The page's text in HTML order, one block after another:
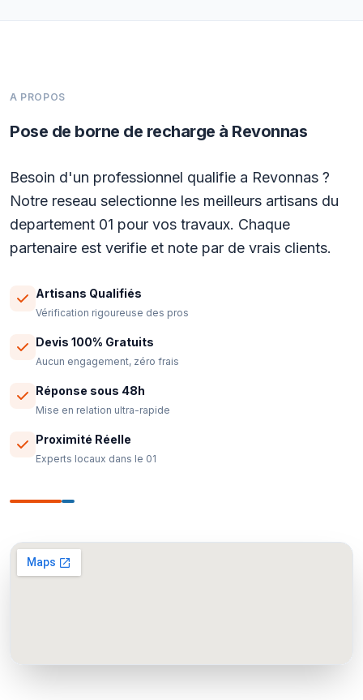
A PROPOS
Pose de borne de recharge à Revonnas
Besoin d'un professionnel qualifie a Revonnas ?
Notre reseau selectionne les meilleurs artisans du
departement 01 pour vos travaux. Chaque
partenaire est verifie et note par de vrais clients.
Artisans Qualifiés
Vérification rigoureuse des pros
Devis 100% Gratuits
Aucun engagement, zéro frais
Réponse sous 48h
Mise en relation ultra-rapide
Proximité Réelle
Experts locaux dans le 01